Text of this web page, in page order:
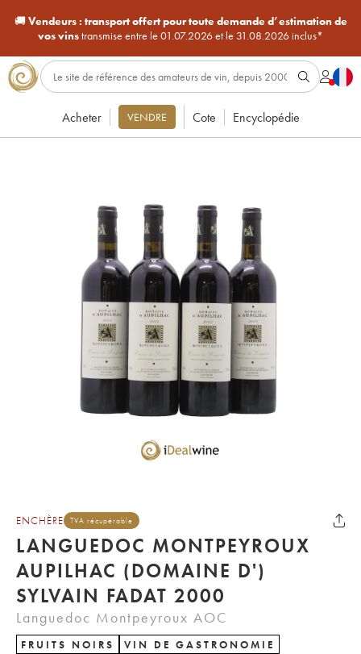
🚚Vendeurs : transport offert pour toute demande d’estimation de
vos vinstransmise entre le 01.07.2026 et le 31.08.2026 inclus*
Acheter VENDRE Cote Encyclopédie
ENCHÈRE TVA récupérable
LANGUEDOC MONTPEYROUX
AUPILHAC (DOMAINE D')
SYLVAIN FADAT 2000
Languedoc Montpeyroux AOC
FRUITS NOIRS VIN DE GASTRONOMIE